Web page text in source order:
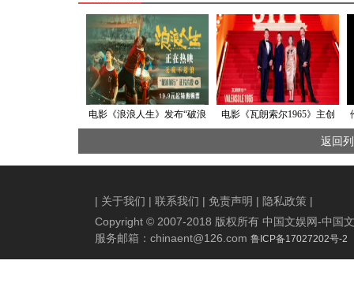
电影《浪浪人生》发布“破浪
敢冲令观众狠狠共情
电影《瓦朗索尔1965》主创
亮相第二十六届上海国际电
影节红毯备受瞩目
返回
| 关于我们 | 联系我们 | 免责声明 | 隐私政策 |
Copyright © 2007-2018 版权所有 中国文娱网-中国
服务邮箱： chinaent@126.com 鲁ICP备17027202号-2